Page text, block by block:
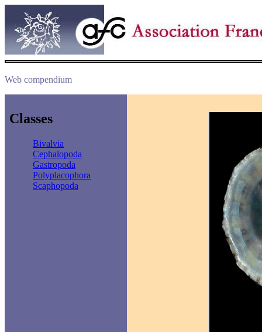
Web compendium
Classes
Bivalvia
Cephalopoda
Gastropoda
Polyplacophora
Scaphopoda